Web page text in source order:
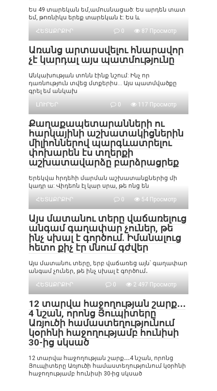
Ես 49 տարեկան եմ,ամուսնացած: Ես արդեն տատ
եմ, թոռնիկս երեք տարեկան է: Ես և
ՀԵՏԱՔՐՔԻՐ
0 87 Просмотр
Առանց արտասվելու հնարավոր
չէ կարդալ այս պատմությունը
Անկախության տոնն էինք նշում: Ինչ որ
դառնություն տվեց մտքերիս… Այս պատմվածքը
գրել եմ անկախ
ԼՈՒՐԵՐ
0 117 Просмотр
Քաղաքապետարանների ու
հարկայինի աշխատակիցներին
միլիոններով պարգևատրելու
փոխարեն էս տղերքի
աշխատավարձը բարձրացրեք
Երեկվա հրդեհի մարման աշխատանքներից մի
կադր ա: Վիդեոն էլ կար սրա, թե ոնց են
ՀԵՏԱՔՐՔԻՐ
0 54 Просмотр
Այս մատանու տերը վաճառելուց
անգամ գաղափար չուներ, թե
ինչ սխալ է գործում. Իմանալուց
հետո քիչ էր մնում գժվեր
Այս մատանու տերը, երբ վաճառեց այն՝ գաղափար
անգամ չուներ, թե ինչ սխալ է գործում․
ՀԵՏԱՔՐՔԻՐ
0 2 497 Просмотр
12 տարվա հաջողության շարք․․․
4 նշան, որոնց Յուպիտերը
Առյուծի համաստեղությունում
կօրհնի հաջողությամբ հունիսի
30-ից սկսած
12 տարվա հաջողության շարք․․․4 նշան, որոնց
Յուպիտերը Առյուծի համաստեղությունում կօրհնի
հաջողությամբ հունիսի 30-ից սկսած